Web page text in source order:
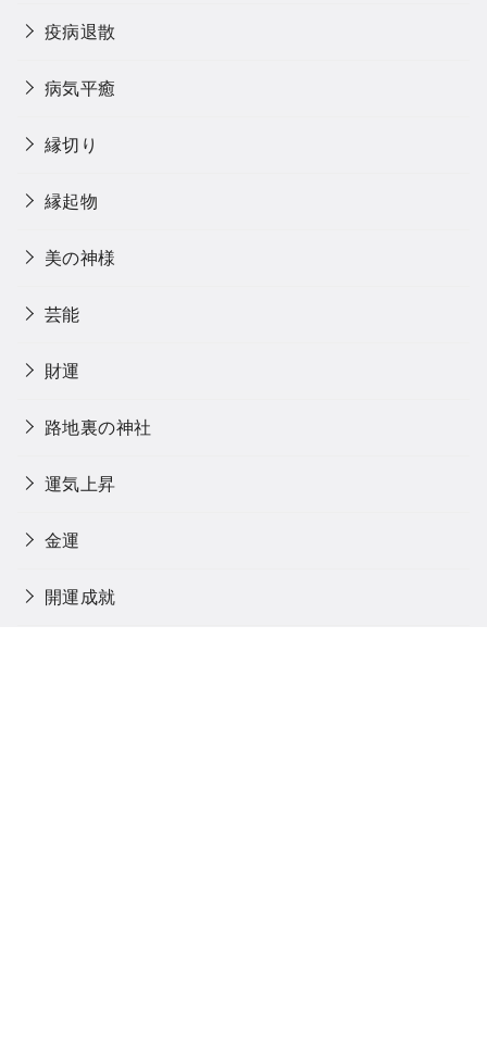
疫病退散
病気平癒
縁切り
縁起物
美の神様
芸能
財運
路地裏の神社
運気上昇
金運
開運成就